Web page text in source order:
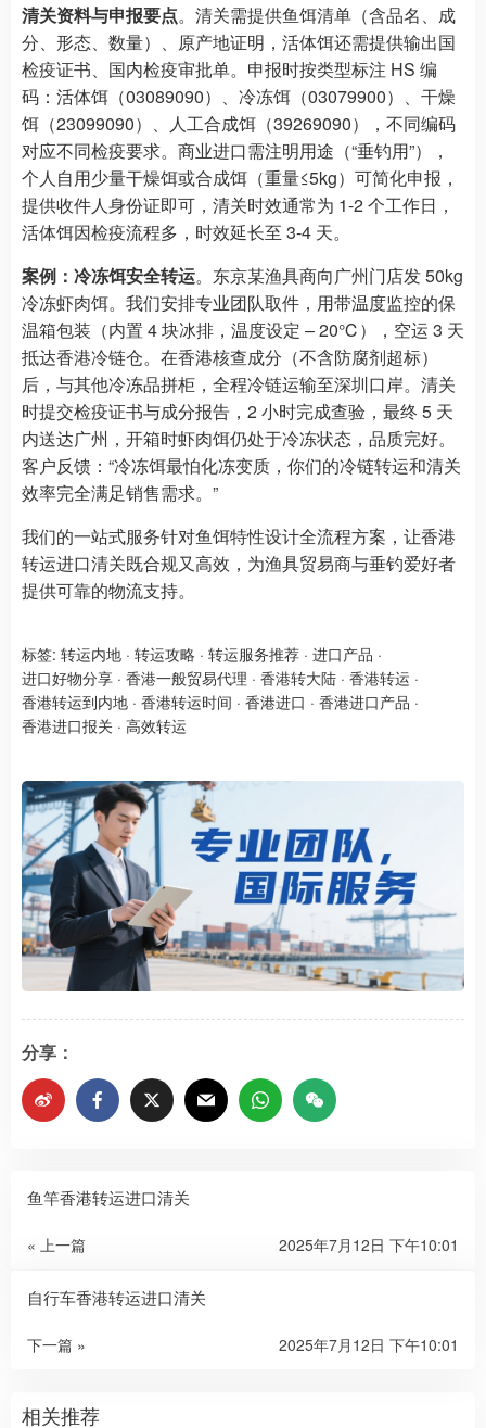
清关资料与申报要点。清关需提供鱼饵清单（含品名、成
分、形态、数量）、原产地证明，活体饵还需提供输出国
检疫证书、国内检疫审批单。申报时按类型标注 HS 编
码：活体饵（03089090）、冷冻饵（03079900）、干燥
饵（23099090）、人工合成饵（39269090），不同编码
对应不同检疫要求。商业进口需注明用途（“垂钓用”），
个人自用少量干燥饵或合成饵（重量≤5kg）可简化申报，
提供收件人身份证即可，清关时效通常为 1-2 个工作日，
活体饵因检疫流程多，时效延长至 3-4 天。​
案例：冷冻饵安全转运。东京某渔具商向广州门店发 50kg
冷冻虾肉饵。我们安排专业团队取件，用带温度监控的保
温箱包装（内置 4 块冰排，温度设定 – 20℃），空运 3 天
抵达香港冷链仓。在香港核查成分（不含防腐剂超标）
后，与其他冷冻品拼柜，全程冷链运输至深圳口岸。清关
时提交检疫证书与成分报告，2 小时完成查验，最终 5 天
内送达广州，开箱时虾肉饵仍处于冷冻状态，品质完好。
客户反馈：“冷冻饵最怕化冻变质，你们的冷链转运和清关
效率完全满足销售需求。”​
我们的一站式服务针对鱼饵特性设计全流程方案，让香港
转运进口清关既合规又高效，为渔具贸易商与垂钓爱好者
提供可靠的物流支持。​
标签: 转运内地 · 转运攻略 · 转运服务推荐 · 进口产品 ·
进口好物分享 · 香港一般贸易代理 · 香港转大陆 · 香港转运 ·
香港转运到内地 · 香港转运时间 · 香港进口 · 香港进口产品 ·
香港进口报关 · 高效转运
分享：
鱼竿香港转运进口清关
« 上一篇 2025年7月12日 下午10:01
自行车香港转运进口清关
下一篇 » 2025年7月12日 下午10:01
相关推荐